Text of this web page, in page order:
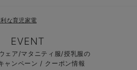
な育児家電
EVENT
ェア/マタニティ服/授乳服の
ャンペーン / クーポン情報